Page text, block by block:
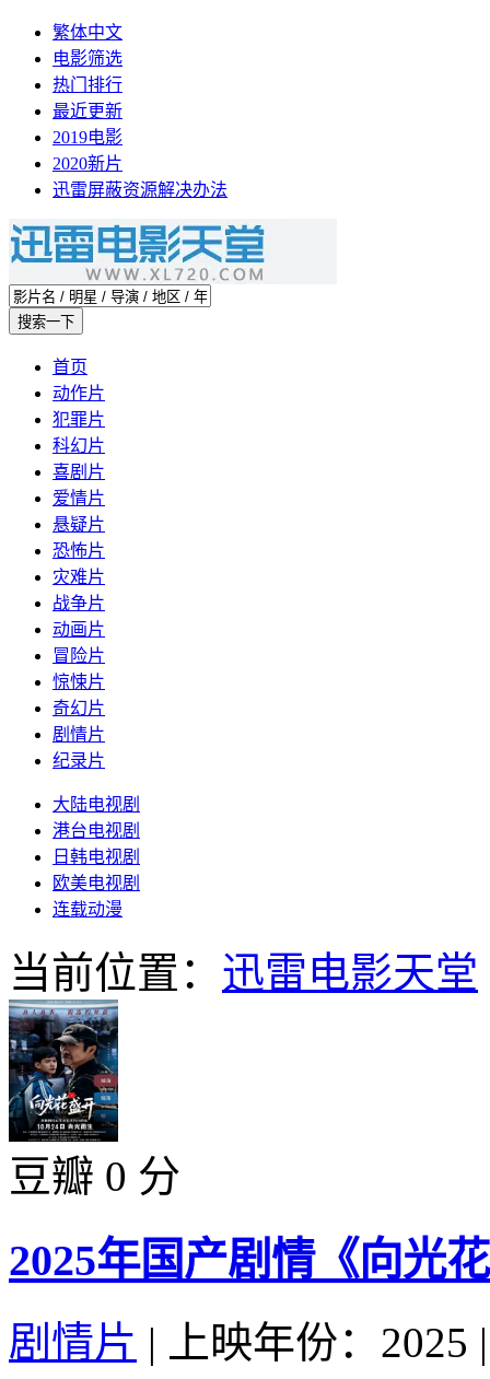
繁体中文
电影筛选
热门排行
最近更新
2019电影
2020新片
迅雷屏蔽资源解决办法
首页
动作片
犯罪片
科幻片
喜剧片
爱情片
悬疑片
恐怖片
灾难片
战争片
动画片
冒险片
惊悚片
奇幻片
剧情片
纪录片
大陆电视剧
港台电视剧
日韩电视剧
欧美电视剧
连载动漫
当前位置： 迅雷电影天堂
豆瓣 0 分
2025年国产剧情《向光
剧情片 | 上映年份：2025 |